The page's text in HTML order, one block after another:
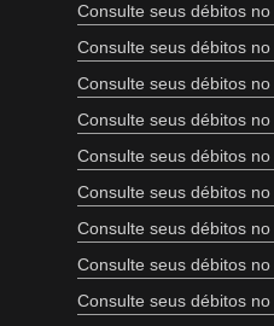
Consulte seus débitos
Consulte seus débitos no
Consulte seus débitos
Consulte seus débitos
Consulte seus débitos
Consulte seus débitos
Consulte seus débitos
Consulte seus débitos
Consulte seus débitos